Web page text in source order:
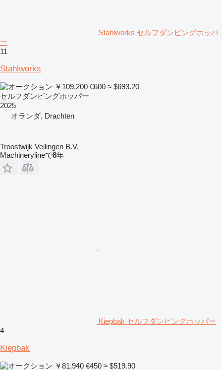
Stahlworks セルフダンピングホッパ
ー
11
Stahlworks
￥109,200 €600 ≈ $693.20
セルフダンピングホッパー
2025
オランダ, Drachten
Troostwijk Veilingen B.V.
Machinerylineで8年
Kiepbak セルフダンピングホッパー
4
Kiepbak
￥81,940 €450 ≈ $519.90